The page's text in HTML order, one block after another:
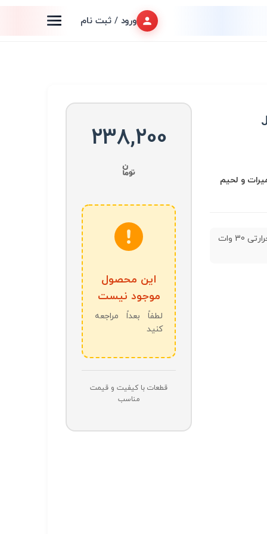
ورود / ثبت نام
و لحیم
چسب حرارتی 30 وات
238,200
این محصول
موجود نیست
لطفاً بعداً مراجعه
کنید
قطعات با کیفیت و قیمت
مناسب